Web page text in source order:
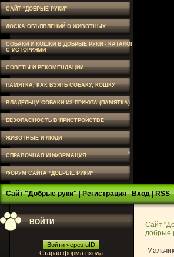
САЙТ "ДОБРЫЕ РУКИ"
ДОСКА ОБЪЯВЛЕНИЙ О ЖИВОТНЫХ
СОБАКИ И КОШКИ В ДОБРЫЕ РУКИ - КАТАЛОГ
С ИСТОРИЯМИ
СОВЕТЫ И РЕКОМЕНДАЦИИ
ПАМЯТКА, КАК ВЗЯТЬ СОБАКУ, КОШКУ
ВЛАДЕЛЬЦУ СОБАКИ ИЗ ПРИЮТА (ПАМЯТКА)
БЕЗОПАСНОСТЬ В ПРИСТРОЙСТВЕ
ЖИВОТНЫЕ И ЛЮДИ
СПРАВОЧНАЯ ИНФОРМАЦИЯ
ФОРУМ САЙТА "ДОБРЫЕ РУКИ"
Сайт "Добрые руки"|Регистрация|Вход|RSS
ВОЙТИ
Войти через uID
Старая форма входа
Сайт
добрые